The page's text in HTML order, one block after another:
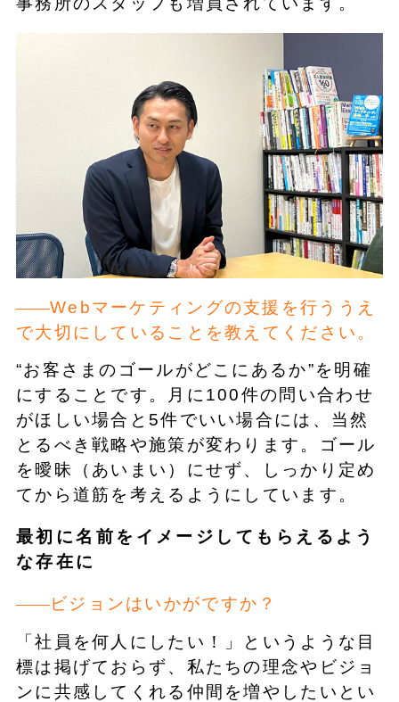
Webマーケティングの支援を行ううえ
で大切にしていることを教えてください。
“お客さまのゴールがどこにあるか”を明確
にすることです。月に100件の問い合わせ
がほしい場合と5件でいい場合には、当然
とるべき戦略や施策が変わります。ゴール
を曖昧（あいまい）にせず、しっかり定め
てから道筋を考えるようにしています。
最初に名前をイメージしてもらえるよう
な存在に
ビジョンはいかがですか？
「社員を何人にしたい！」というような目
標は掲げておらず、私たちの理念やビジョ
ンに共感してくれる仲間を増やしたいとい